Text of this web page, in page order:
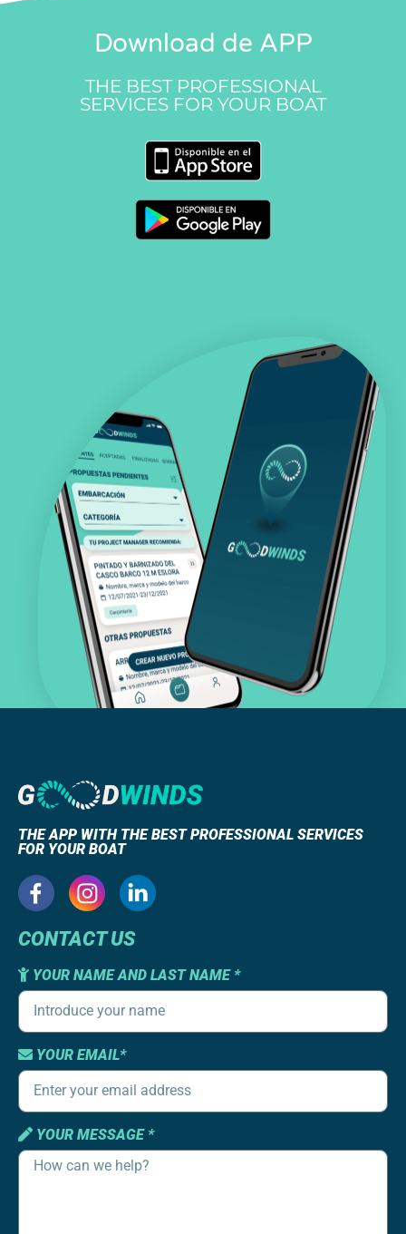
Download de APP
THE BEST PROFESSIONAL
SERVICES FOR YOUR BOAT
THE APP WITH THE BEST PROFESSIONAL SERVICES
FOR YOUR BOAT
CONTACT US
YOUR NAME AND LAST NAME *
YOUR EMAIL*
YOUR MESSAGE *